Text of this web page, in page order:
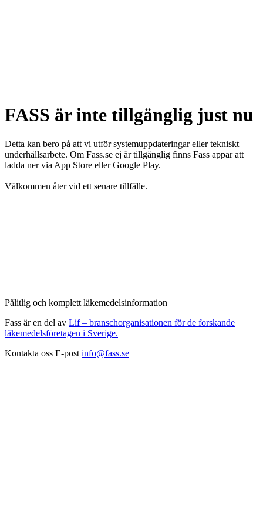
FASS är inte tillgänglig just nu
Detta kan bero på att vi utför systemuppdateringar eller tekniskt
underhållsarbete. Om Fass.se ej är tillgänglig finns Fass appar att
ladda ner via App Store eller Google Play.
Välkommen åter vid ett senare tillfälle.
Pålitlig och komplett läkemedelsinformation
Fass är en del av Lif – branschorganisationen för de forskande
läkemedelsföretagen i Sverige.
Kontakta oss E-post info@fass.se